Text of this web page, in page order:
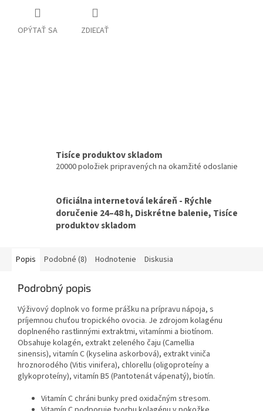
OPÝTAŤ SA ZDIEĽAŤ
Tisíce produktov skladom
20000 položiek pripravených na okamžité odoslanie
Oficiálna internetová lekáreň - Rýchle
doručenie 24–48 h, Diskrétne balenie, Tisíce
produktov skladom
Popis Podobné (8) Hodnotenie Diskusia
Podrobný popis
Výživový doplnok vo forme prášku na prípravu nápoja, s
príjemnou chuťou tropického ovocia. Je zdrojom kolagénu
doplneného rastlinnými extraktmi, vitamínmi a biotínom.
Obsahuje kolagén, extrakt zeleného čaju (Camellia
sinensis), vitamín C (kyselina askorbová), extrakt viniča
hroznorodého (Vitis vinifera), chlorellu (oligoproteíny a
glykoproteíny), vitamín B5 (Pantotenát vápenatý), biotín.
Vitamín C chráni bunky pred oxidačným stresom.